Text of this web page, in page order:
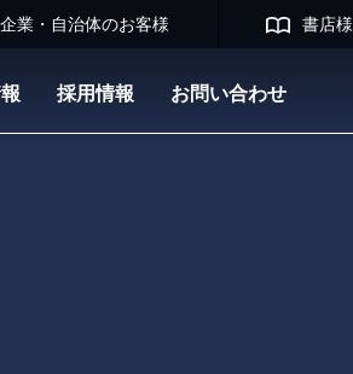
採用情報 お問い合わせ
企業・自治体のお客様 書店様